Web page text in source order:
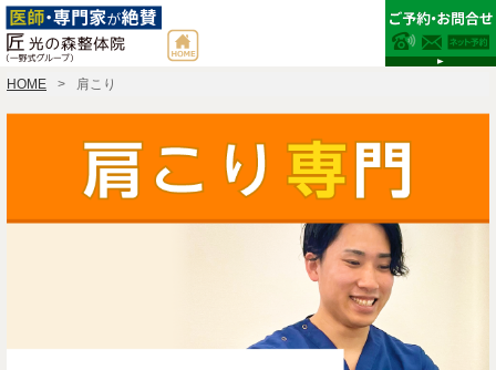
HOME 肩こり